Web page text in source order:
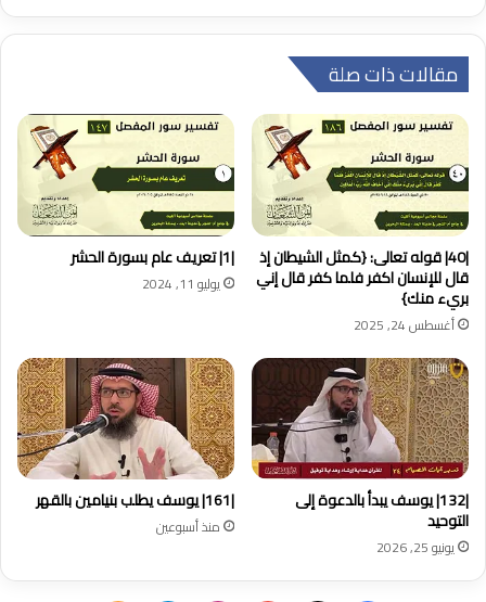
لنا
الذين
سبقونا
بالإيمان}
مقالات ذات صلة
|40| قوله تعالى: {كمثل الشيطان إذ
قال للإنسان اكفر فلما كفر قال إني
بريء منك}
أغسطس 24, 2025
|1| تعريف عام بسورة الحشر
يوليو 11, 2024
|132| يوسف يبدأ بالدعوة إلى
التوحيد
يونيو 25, 2026
|161| يوسف يطلب بنيامين بالقهر
منذ أسبوعين